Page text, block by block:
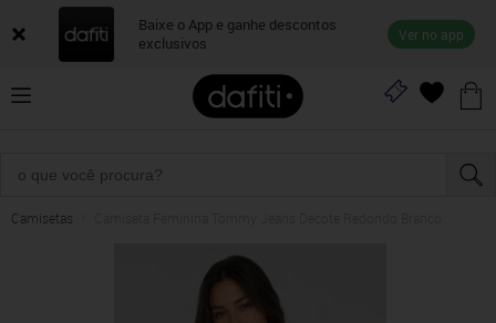
Baixe o App e ganhe descontos
exclusivos
Ver no app
Camisetas